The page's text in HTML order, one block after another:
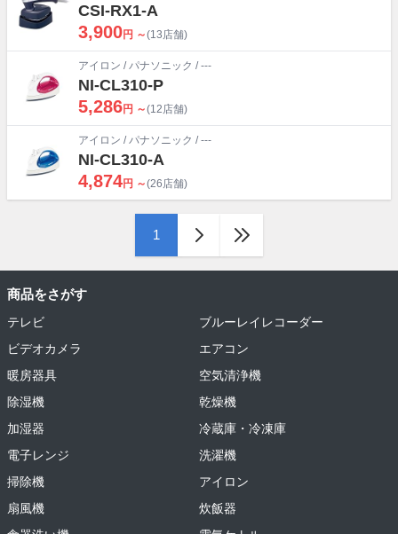
CSI-RX1-A
3,900円 ～(13店舗)
アイロン /パナソニック / ---
NI-CL310-P
5,286円 ～(12店舗)
アイロン /パナソニック / ---
NI-CL310-A
4,874円 ～(26店舗)
1
商品をさがす
テレビ
ブルーレイレコーダー
ビデオカメラ
エアコン
暖房器具
空気清浄機
除湿機
乾燥機
加湿器
冷蔵庫・冷凍庫
電子レンジ
洗濯機
掃除機
アイロン
扇風機
炊飯器